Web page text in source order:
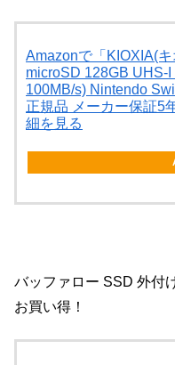
Amazonで「KIOXIA(
microSD 128GB UHS-
100MB/s) Nintendo
正規品 メーカー保証5
細を見る
バッファロー SSD 外付
お買い得！